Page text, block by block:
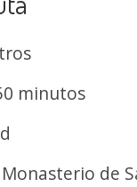
minutos
Monasterio de